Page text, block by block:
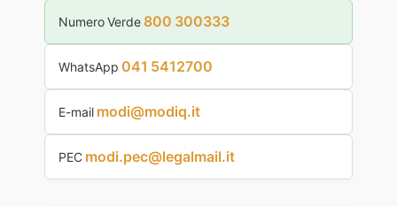
Numero Verde 800 300333
WhatsApp 041 5412700
E-mail modi@modiq.it
PEC modi.pec@legalmail.it